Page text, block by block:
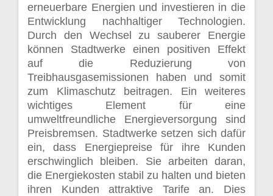
erneuerbare Energien und investieren in die
Entwicklung nachhaltiger Technologien.
Durch den Wechsel zu sauberer Energie
können Stadtwerke einen positiven Effekt
auf die Reduzierung von
Treibhausgasemissionen haben und somit
zum Klimaschutz beitragen. Ein weiteres
wichtiges Element für eine
umweltfreundliche Energieversorgung sind
Preisbremsen. Stadtwerke setzen sich dafür
ein, dass Energiepreise für ihre Kunden
erschwinglich bleiben. Sie arbeiten daran,
die Energiekosten stabil zu halten und bieten
ihren Kunden attraktive Tarife an. Dies